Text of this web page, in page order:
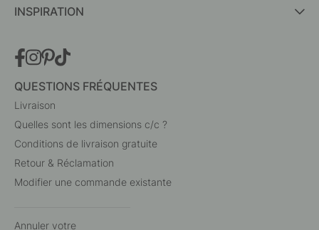
INSPIRATION
QUESTIONS FRÉQUENTES
Livraison
Quelles sont les dimensions c/c ?
Conditions de livraison gratuite
Retour & Réclamation
Modifier une commande existante
Annuler votre